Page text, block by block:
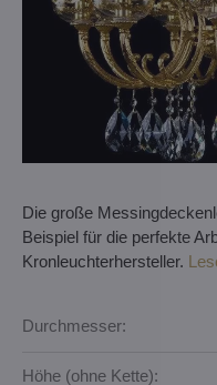
Die große
Beispiel für die perfekte
Kronleuchterhersteller.
Durchmesser:
Höhe (ohne Kette):